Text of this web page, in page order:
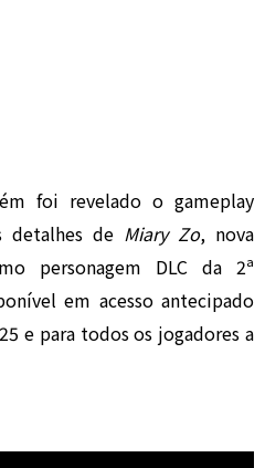
foi revelado o gameplay
de Miary Zo, nova
personagem DLC da 2ª
em acesso antecipado
e para todos os jogadores a